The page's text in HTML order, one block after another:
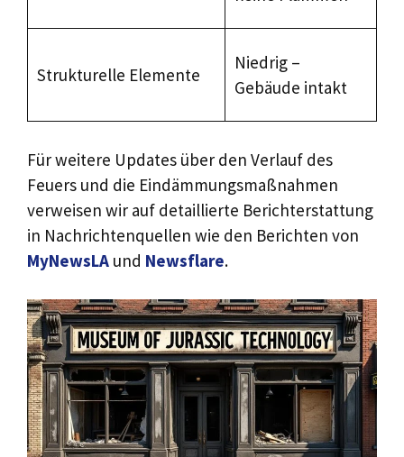
Strukturelle Elemente
Niedrig –
Gebäude intakt
Für weitere Updates über den Verlauf des
Feuers und die Eindämmungsmaßnahmen
verweisen wir auf detaillierte Berichterstattung
in Nachrichtenquellen wie den Berichten von
MyNewsLA und Newsflare.